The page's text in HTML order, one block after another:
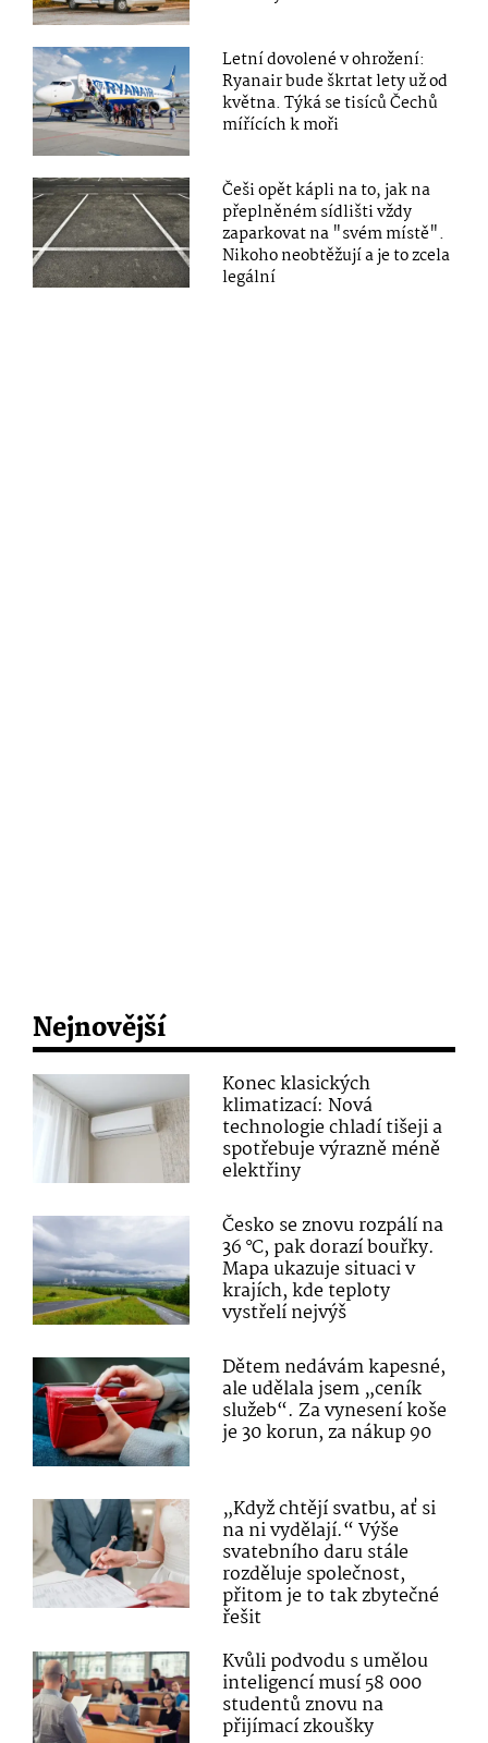
Letní dovolené v ohrožení:
Ryanair bude škrtat lety už od
května. Týká se tisíců Čechů
mířících k moři
Češi opět kápli na to, jak na
přeplněném sídlišti vždy
zaparkovat na "svém místě".
Nikoho neobtěžují a je to zcela
legální
Nejnovější
Konec klasických
klimatizací: Nová
technologie chladí tišeji a
spotřebuje výrazně méně
elektřiny
Česko se znovu rozpálí na
36 °C, pak dorazí bouřky.
Mapa ukazuje situaci v
krajích, kde teploty
vystřelí nejvýš
Dětem nedávám kapesné,
ale udělala jsem „ceník
služeb“. Za vynesení koše
je 30 korun, za nákup 90
„Když chtějí svatbu, ať si
na ni vydělají.“ Výše
svatebního daru stále
rozděluje společnost,
přitom je to tak zbytečné
řešit
Kvůli podvodu s umělou
inteligencí musí 58 000
studentů znovu na
přijímací zkoušky